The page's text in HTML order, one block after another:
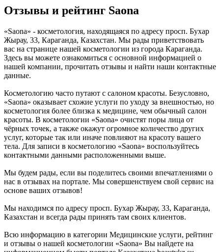
Отзывы и рейтинг Saona
«Saona» - косметология, находящаяся по адресу просп. Бухар
Жырау, 33, Караганда, Казахстан. Мы рады приветствовать
вас на странице нашей косметологии из города Караганда.
Здесь вы можете ознакомиться с основной информацией о
нашей компании, прочитать отзывы и найти наши контактные
данные.
Косметологию часто путают с салоном красоты. Безусловно,
«Saona» оказывает схожие услуги по уходу за внешностью, но
косметология более близка к медицине, чем обычный салон
красоты. В косметологии «Saona» очистят поры лица от
чёрных точек, а также окажут огромное количество других
услуг, которые так или иначе повлияют на красоту вашего
тела. Для записи в косметологию «Saona» воспользуйтесь
контактными данными расположенными выше.
Мы будем рады, если вы поделитесь своими впечатлениями о
нас в отзывах на портале. Мы совершенствуем свой сервис на
основе ваших отзывов!
Мы находимся по адресу просп. Бухар Жырау, 33, Караганда,
Казахстан и всегда рады принять там своих клиентов.
Всю информацию в категории Медицинские услуги, рейтинг
и отзывы о нашей косметологии «Saona» Вы найдете на